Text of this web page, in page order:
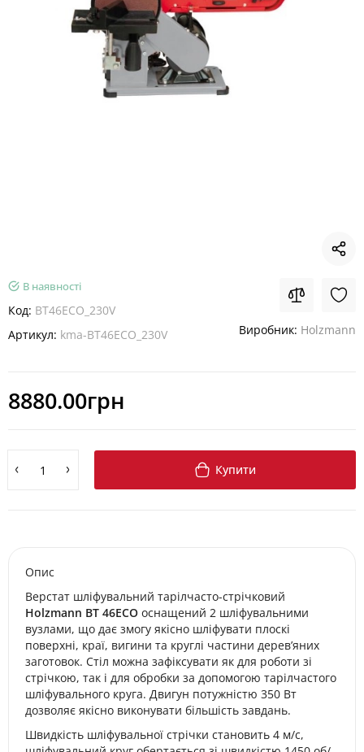
В наявності
Код: BT46ECO_230V
Артикул: kma-BT46ECO_230V Виробник: Holzmann
8880.00грн
Купити
Опис
Верстат шліфувальний тарілчасто-стрічковий
Holzmann BT 46ECO оснащений 2 шліфувальними
вузлами, що дає змогу якісно шліфувати плоскі
поверхні, краї, вигини та круглі частини дерев’яних
заготовок. Стіл можна зафіксувати як для роботи зі
стрічкою, так і для обробки за допомогою тарілчастого
шліфувального круга. Двигун потужністю 350 Вт
дозволяє якісно виконувати більшість завдань.
Швидкість шліфувальної стрічки становить 4 м/с,